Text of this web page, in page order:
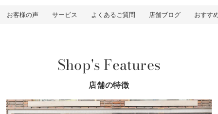
お客様の声 サービス よくあるご質問 店舗ブログ おすす
Shop's Features
店舗の特徴